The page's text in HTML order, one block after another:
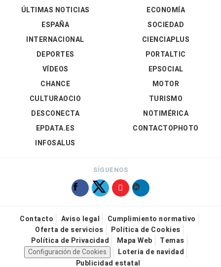
ÚLTIMAS NOTICIAS
ESPAÑA
INTERNACIONAL
DEPORTES
VÍDEOS
ECONOMÍA
SOCIEDAD
CIENCIAPLUS
PORTALTIC
EPSOCIAL
CHANCE
CULTURAOCIO
DESCONECTA
EPDATA.ES
INFOSALUS
MOTOR
TURISMO
NOTIMÉRICA
CONTACTOPHOTO
SÍGUENOS
Contacto Aviso legal
Cumplimiento normativo
Oferta de servicios
Política de Cookies
Política de Privacidad
Mapa Web
Temas
Configuración de Cookies
Loteria de navidad
Publicidad estatal